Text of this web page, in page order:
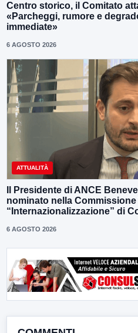
Centro storico, il Comitato
«Parcheggi, rumore e
immediate»
6 AGOSTO 2026
ATTUALITÀ
Il Presidente di ANCE
nominato nella Commissione
“Internazionalizzazione” di
6 AGOSTO 2026